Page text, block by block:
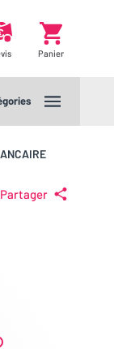
Panier
Partager